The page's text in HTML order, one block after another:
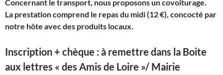
Concernant le transport, nous proposons un covoiturage.
La prestation comprend le repas du midi (12 €), concocté par
notre hôte avec des produits locaux.
Inscription + chèque : à remettre dans la Boite
aux lettres « des Amis de Loire »/ Mairie